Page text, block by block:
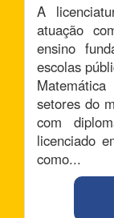
A
atuação
ensino
escolas
setores do
com
licenciado
como...